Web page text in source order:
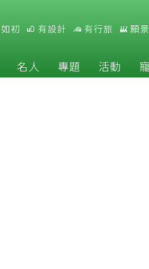
初 有設計 有行旅 願景
名人 專題 活動